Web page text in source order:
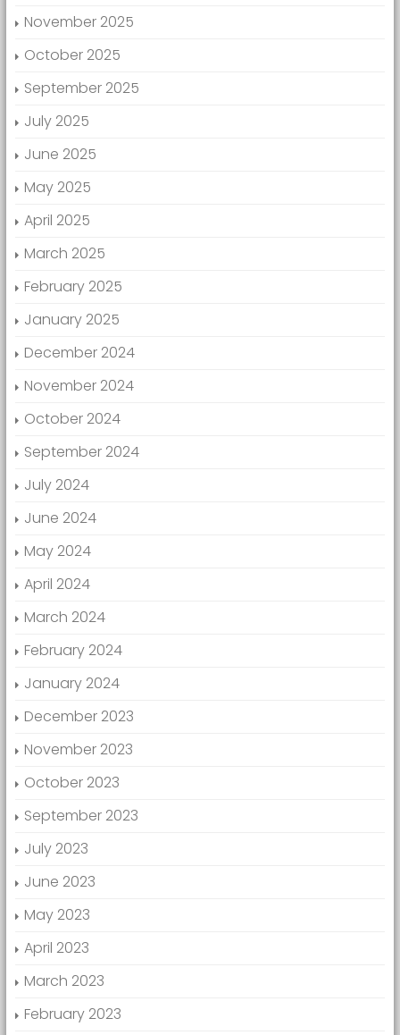
November 2025
October 2025
September 2025
July 2025
June 2025
May 2025
April 2025
March 2025
February 2025
January 2025
December 2024
November 2024
October 2024
September 2024
July 2024
June 2024
May 2024
April 2024
March 2024
February 2024
January 2024
December 2023
November 2023
October 2023
September 2023
July 2023
June 2023
May 2023
April 2023
March 2023
February 2023